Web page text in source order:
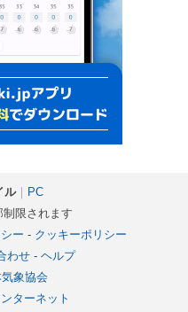
ル｜
PC
限されます
ー - クッキーポリシー
わせ- ヘルプ
気象協会
ターネット